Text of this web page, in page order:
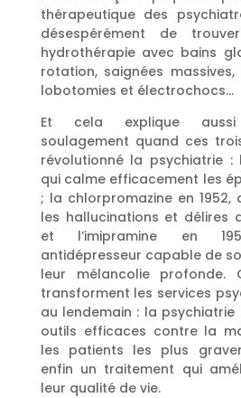
thérapeutique des
désespérément de
hydrothérapie avec bains
rotation, saignées
lobotomies et électrochocs…
Et cela explique
soulagement quand ces
révolutionné la psychiatrie :
qui calme efficacement les
; la chlorpromazine en
les hallucinations et délires
et l’imipramine en
antidépresseur capable de
leur mélancolie profonde.
transforment les services
au lendemain : la psychiatrie
outils efficaces contre la
les patients les plus
enfin un traitement qui
leur qualité de vie.